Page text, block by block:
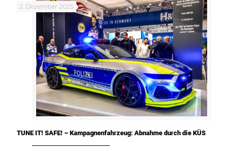
2. Dezember 2025
TUNE IT! SAFE! – Kampagnenfahrzeug: Abnahme durch die KÜS